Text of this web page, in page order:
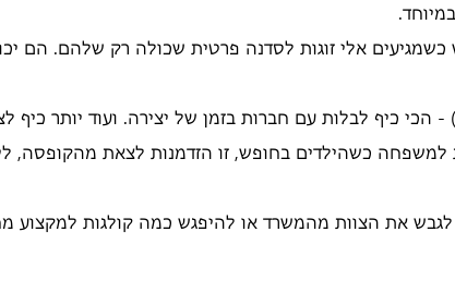
כשמגיעים אלי זוגות לסדנה פרטית שכולה רק שלהם. הם
הכי כיף לבלות עם חברות בזמן של יצירה. ועוד יותר כיף
כשהילדים בחופש, זו הזדמנות לצאת מהקופסה,
לגבש את הצוות מהמשרד או להיפגש כמה קולגות למקצוע